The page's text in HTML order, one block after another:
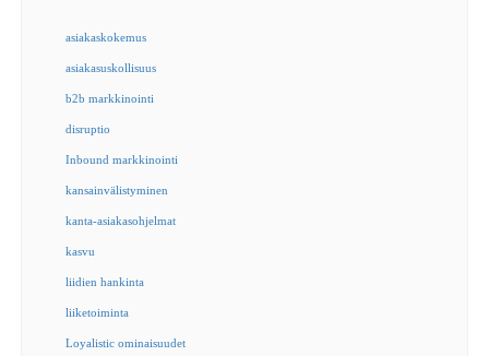
asiakaskokemus
asiakasuskollisuus
b2b markkinointi
disruptio
Inbound markkinointi
kansainvälistyminen
kanta-asiakasohjelmat
kasvu
liidien hankinta
liiketoiminta
Loyalistic ominaisuudet